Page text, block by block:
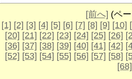
[前へ] (ペ
[1] [2] [3] [4] [5] [6] [7] [8] [9] [10]
[20] [21] [22] [23] [24] [25] [26]
[36] [37] [38] [39] [40] [41] [42]
[52] [53] [54] [55] [56] [57] [58]
[68]